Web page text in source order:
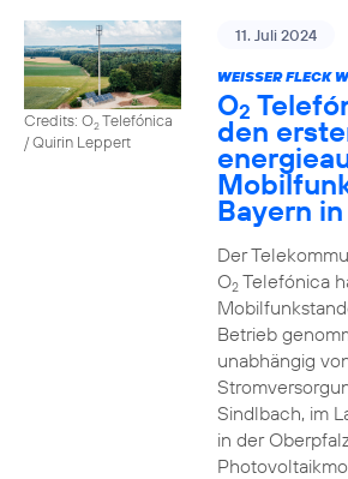
Credits: O2Telefónica
/ Quirin Leppert
11. Juli 2024
WEISSER FLECK
O2
den
Bayern
Der
O2Telefónica
Betrieb
unabhängig
Sindlbach, im
in der